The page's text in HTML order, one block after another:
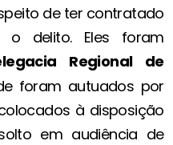
de ter contratado
delito. Eles foram
Regional de
foram autuados por
à disposição
em audiência de